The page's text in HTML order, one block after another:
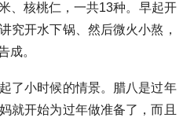
、核桃仁，一共13种。早起开
究开水下锅、然后微火小熬，
大功告成。
了小时候的情景。腊八是过年
就开始为过年做准备了，而且